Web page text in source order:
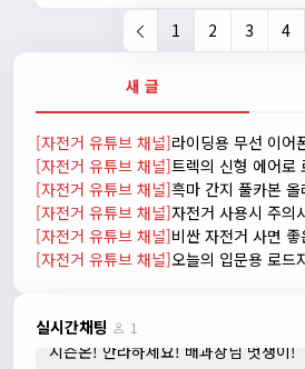
새 글
[자전거 유튜브 채널]
[자전거 유튜브 채널]
[자전거 유튜브 채널]
[자전거 유튜브 채널]자전거 사용시 주의
[자전거 유튜브 채널]비싼 자전거 사면 좋
[자전거 유튜브 채널]
실시간채팅 1
2/20/2025
시즌이 곧 다가오네요 ^^ 모두 안전한
다
2/22/2025
자출조아18:44:23
넵!! 잔차나라도 시즌온과 함께 바쁜
3/1/2025
자출조아08:54:33
수도권은 3.1절 연휴 비소식...ㅠ ㅠ
JIWOON23:26:13
시즌온! 안라하세요! 배과장님 멋쟁이!
1
2 3 4